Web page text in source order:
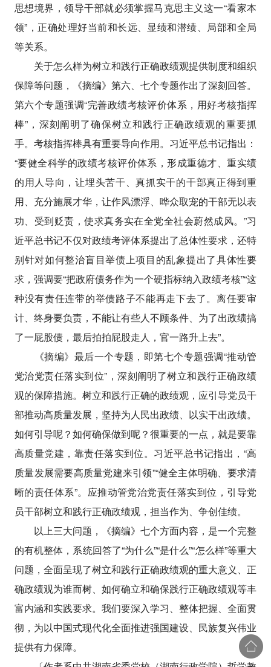
思想境界，领导干部就必须掌握马克思主义这一“看家本
领”，正确处理好当前和长远、显绩和潜绩、局部和全局
等关系。
关于怎么样为树立和践行正确政绩观提供制度和组织
保障等问题，《摘编》第六、七个专题作出了深刻回答。
第六个专题强调“完善政绩考核评价体系，用好考核指挥
棒”，深刻阐明了确保树立和践行正确政绩观的重要抓
手。考核指挥棒具有重要导向作用。习近平总书记指出：
“要健全科学的政绩考核评价体系，形成重德才、重实绩
的用人导向，让埋头苦干、真抓实干的干部真正得到重
用、充分施展才华，让作风漂浮、哗众取宠的干部无以表
功、受到贬责，使求真务实在全党全社会蔚然成风。”习
近平总书记不仅对政绩考评体系提出了总体性要求，还特
别针对如何整治盲目举债上项目的乱象提出了具体性要
求，强调要“把政府债务作为一个硬指标纳入政绩考核”“这
种没有责任连带的举债路子不能再走下去了。离任要审
计、终身要负责，不能让有些人不顾条件、为了出政绩搞
了一屁股债，最后拍拍屁股走人，官一路升上去”。
《摘编》最后一个专题，即第七个专题强调“推动管
党治党责任落实到位”，深刻阐明了树立和践行正确政绩
观的保障措施。树立和践行正确的政绩观，应引导党员干
部推动高质量发展，坚持为人民出政绩、以实干出政绩。
如何引导呢？如何确保做到呢？很重要的一点，就是要靠
高质量党建，靠责任落实到位。习近平总书记指出，“高
质量发展需要高质量党建来引领”“健全主体明确、要求清
晰的责任体系”。应推动管党治党责任落实到位，引导党
员干部树立和践行正确政绩观，担当作为、争创佳绩。
以上三大问题，《摘编》七个方面内容，是一个完整
的有机整体，系统回答了“为什么”“是什么”“怎么样”等重大
问题，全面呈现了树立和践行正确政绩观的重大意义、正
确政绩观为谁而树、如何确立和确保践行正确政绩观等丰
富内涵和实践要求。我们要深入学习、整体把握、全面贯
彻，为以中国式现代化全面推进强国建设、民族复兴伟业
提供有力保障。